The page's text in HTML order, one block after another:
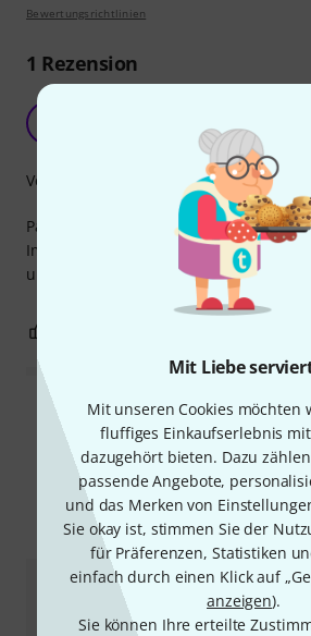
Mit Liebe
Mit unseren Cookies möchten
fluffiges Einkaufserlebnis
dazugehört bieten. Dazu
passende Angebote,
und das Merken von
Sie okay ist, stimmen Sie der
für Präferenzen, Statistiken
einfach durch einen Klick auf
anzeigen).
Sie können Ihre erteilte
Bewertungsrichtlinien
1 Rezension
Florestan 20.11.2021
Passt, wackelt und hat Luft..." sagt man
Im Ernst: Die Dinger passen genau und
unkompliziert drangeschraubt.
Verarbeitung
Alle Bewertungen
Alternativen